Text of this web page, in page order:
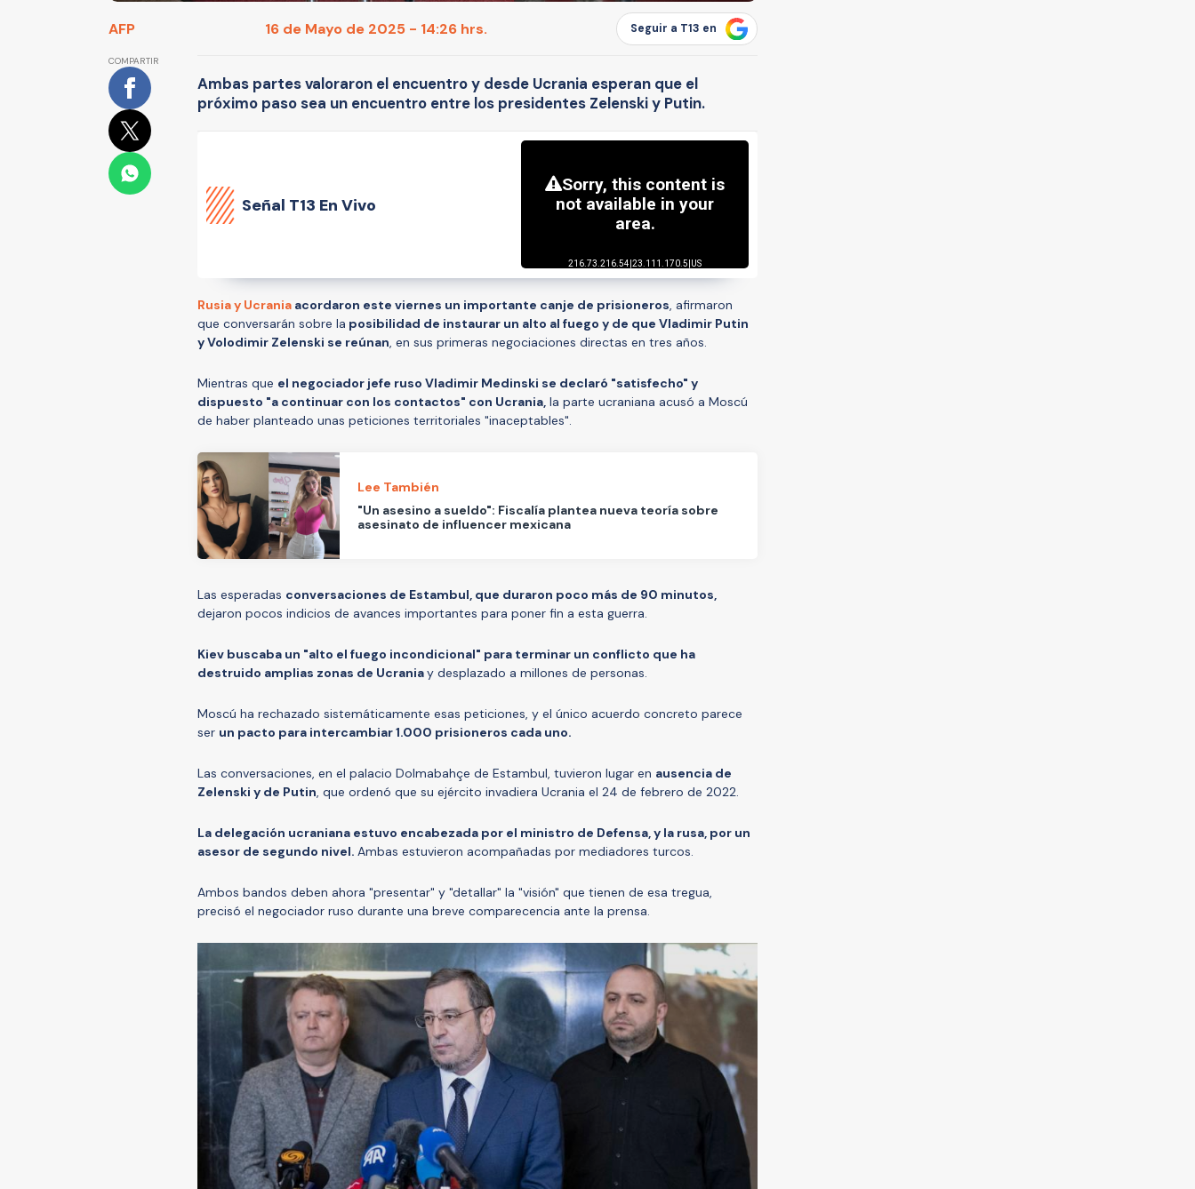
AFP 16 de Mayo de 2025 - 14:26 hrs. Seguir a T13 en
COMPARTIR
Ambas partes valoraron el encuentro y desde Ucrania esperan que el
próximo paso sea un encuentro entre los presidentes Zelenski y Putin.
Señal T13 En Vivo
Rusia y Ucrania acordaron este viernes un importante canje de prisioneros, afirmaron
que conversarán sobre la posibilidad de instaurar un alto al fuego y de que Vladimir Putin
y Volodimir Zelenski se reúnan, en sus primeras negociaciones directas en tres años.
Mientras que el negociador jefe ruso Vladimir Medinski se declaró "satisfecho" y
dispuesto "a continuar con los contactos" con Ucrania, la parte ucraniana acusó a Moscú
de haber planteado unas peticiones territoriales "inaceptables".
Lee También
"Un asesino a sueldo": Fiscalía plantea nueva teoría sobre
asesinato de influencer mexicana
Las esperadas conversaciones de Estambul, que duraron poco más de 90 minutos,
dejaron pocos indicios de avances importantes para poner fin a esta guerra.
Kiev buscaba un "alto el fuego incondicional" para terminar un conflicto que ha
destruido amplias zonas de Ucraniay desplazado a millones de personas.
Moscú ha rechazado sistemáticamente esas peticiones, y el único acuerdo concreto parece
ser un pacto para intercambiar 1.000 prisioneros cada uno.
Las conversaciones, en el palacio Dolmabahçe de Estambul, tuvieron lugar en ausencia de
Zelenski y de Putin, que ordenó que su ejército invadiera Ucrania el 24 de febrero de 2022.
La delegación ucraniana estuvo encabezada por el ministro de Defensa, y la rusa, por un
asesor de segundo nivel. Ambas estuvieron acompañadas por mediadores turcos.
Ambos bandos deben ahora "presentar" y "detallar" la "visión" que tienen de esa tregua,
precisó el negociador ruso durante una breve comparecencia ante la prensa.